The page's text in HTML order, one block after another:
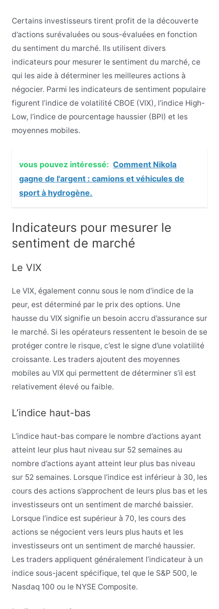
Certains investisseurs tirent profit de la découverte
d’actions surévaluées ou sous-évaluées en fonction
du sentiment du marché. Ils utilisent divers
indicateurs pour mesurer le sentiment du marché, ce
qui les aide à déterminer les meilleures actions à
négocier. Parmi les indicateurs de sentiment populaire
figurent l’indice de volatilité CBOE (VIX), l’indice High-
Low, l’indice de pourcentage haussier (BPI) et les
moyennes mobiles.
vous pouvez intéressé: Comment Nikola
gagne de l'argent : camions et véhicules de
sport à hydrogène.
Indicateurs pour mesurer le
sentiment de marché
Le VIX
Le VIX, également connu sous le nom d’indice de la
peur, est déterminé par le prix des options. Une
hausse du VIX signifie un besoin accru d’assurance sur
le marché. Si les opérateurs ressentent le besoin de se
protéger contre le risque, c’est le signe d’une volatilité
croissante. Les traders ajoutent des moyennes
mobiles au VIX qui permettent de déterminer s’il est
relativement élevé ou faible.
L’indice haut-bas
L’indice haut-bas compare le nombre d’actions ayant
atteint leur plus haut niveau sur 52 semaines au
nombre d’actions ayant atteint leur plus bas niveau
sur 52 semaines. Lorsque l’indice est inférieur à 30, les
cours des actions s’approchent de leurs plus bas et les
investisseurs ont un sentiment de marché baissier.
Lorsque l’indice est supérieur à 70, les cours des
actions se négocient vers leurs plus hauts et les
investisseurs ont un sentiment de marché haussier.
Les traders appliquent généralement l’indicateur à un
indice sous-jacent spécifique, tel que le S&P 500, le
Nasdaq 100 ou le NYSE Composite.